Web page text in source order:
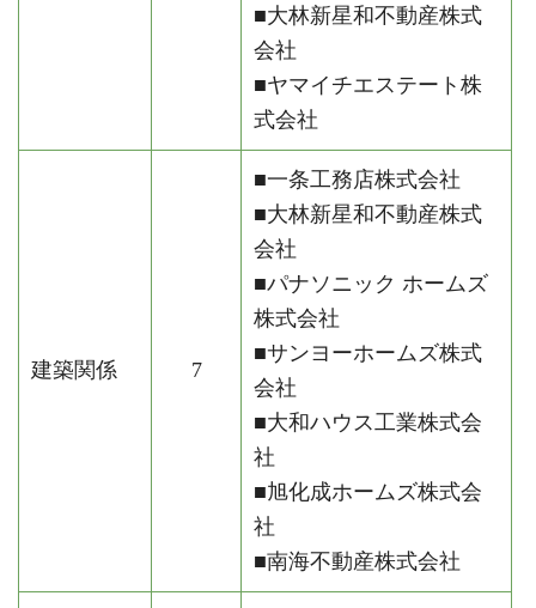
■大林新星和不動産株式
会社
■ヤマイチエステート株
式会社
建築関係 7
■一条工務店株式会社
■大林新星和不動産株式
会社
■パナソニック ホームズ
株式会社
■サンヨーホームズ株式
会社
■大和ハウス工業株式会
社
■旭化成ホームズ株式会
社
■南海不動産株式会社